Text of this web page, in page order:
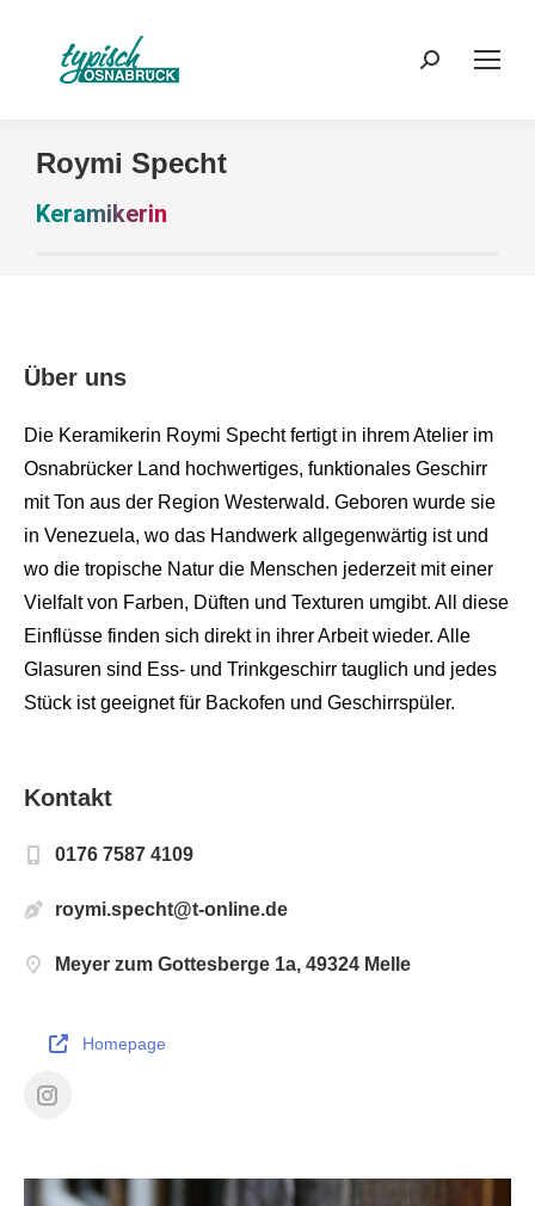
Search:
Roymi Specht
Keramikerin
Über uns
Die Keramikerin Roymi Specht fertigt in ihrem Atelier im
Osnabrücker Land hochwertiges, funktionales Geschirr
mit Ton aus der Region Westerwald. Geboren wurde sie
in Venezuela, wo das Handwerk allgegenwärtig ist und
wo die tropische Natur die Menschen jederzeit mit einer
Vielfalt von Farben, Düften und Texturen umgibt. All diese
Einflüsse finden sich direkt in ihrer Arbeit wieder. Alle
Glasuren sind Ess- und Trinkgeschirr tauglich und jedes
Stück ist geeignet für Backofen und Geschirrspüler.
Kontakt
0176 7587 4109
roymi.specht@t-online.de
Meyer zum Gottesberge 1a, 49324 Melle
Homepage